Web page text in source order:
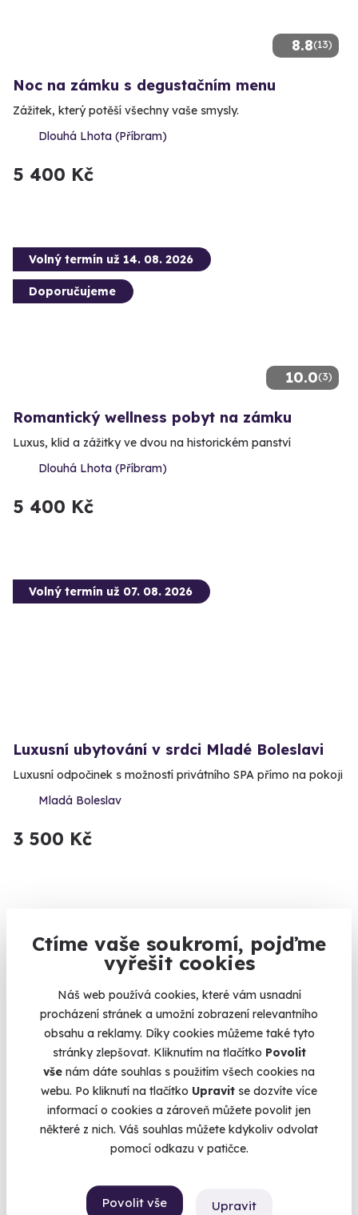
Ctíme vaše soukromí, pojďme
vyřešit cookies
Náš web používá cookies, které vám usnadní
procházení stránek a umožní zobrazení relevantního
obsahu a reklamy. Díky cookies můžeme také tyto
stránky zlepšovat. Kliknutím na tlačítko Povolit
vše nám dáte souhlas s použitím všech cookies na
webu. Po kliknutí na tlačítko Upravit se dozvíte více
informací o cookies a zároveň můžete povolit jen
některé z nich. Váš souhlas můžete kdykoliv odvolat
pomocí odkazu v patičce.
Povolit vše Upravit
8.8(13)
Noc na zámku s degustačním menu
Zážitek, který potěší všechny vaše smysly.
Dlouhá Lhota (Příbram)
5 400 Kč
10.0(3)
Volný termín už 14. 08. 2026
Doporučujeme
Romantický wellness pobyt na zámku
Luxus, klid a zážitky ve dvou na historickém panství
Dlouhá Lhota (Příbram)
5 400 Kč
Volný termín už 07. 08. 2026
Luxusní ubytování v srdci Mladé Boleslavi
Luxusní odpočinek s možností privátního SPA přímo na pokoji
Mladá Boleslav
3 500 Kč
Víkendový relaxační pobyt s masáží v Mladé
Boleslavi
Dny plné klidu, luxusu a dokonalého odpočinku.
Mladá Boleslav
6 933 Kč